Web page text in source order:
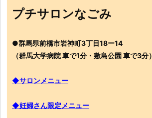
プチサロンなごみ
●群馬県前橋市岩神町3丁目18ー14
（群馬大学病院 車で1分・敷島公園 車で3分）
◆サロンメニュー
◆妊婦さん限定メニュー